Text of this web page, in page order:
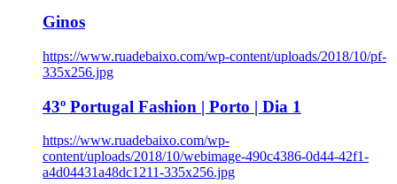
Ginos
https://www.ruadebaixo.com/wp-content/uploads/2018/10/pf-
335x256.jpg
43º Portugal Fashion | Porto | Dia 1
https://www.ruadebaixo.com/wp-
content/uploads/2018/10/webimage-490c4386-0d44-42f1-
a4d04431a48dc1211-335x256.jpg